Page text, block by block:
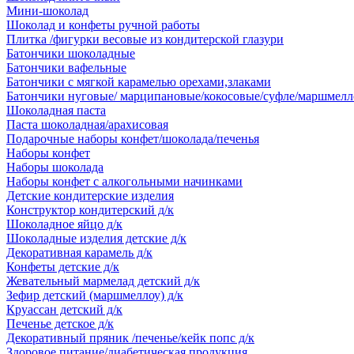
Мини-шоколад
Шоколад и конфеты ручной работы
Плитка /фигурки весовые из кондитерской глазури
Батончики шоколадные
Батончики вафельные
Батончики с мягкой карамелью орехами,злаками
Батончики нуговые/ марципановые/кокосовые/суфле/
Шоколадная паста
Паста шоколадная/арахисовая
Подарочные наборы конфет/шоколада/печенья
Наборы конфет
Наборы шоколада
Наборы конфет с алкогольными начинками
Детские кондитерские изделия
Конструктор кондитерский д/к
Шоколадное яйцо д/к
Шоколадные изделия детские д/к
Декоративная карамель д/к
Конфеты детские д/к
Жевательный мармелад детский д/к
Зефир детский (маршмеллоу) д/к
Круассан детский д/к
Печенье детское д/к
Декоративный пряник /печенье/кейк попс д/к